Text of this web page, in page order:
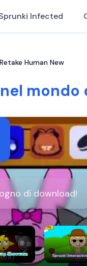
Infected
Human New
mondo
di download!